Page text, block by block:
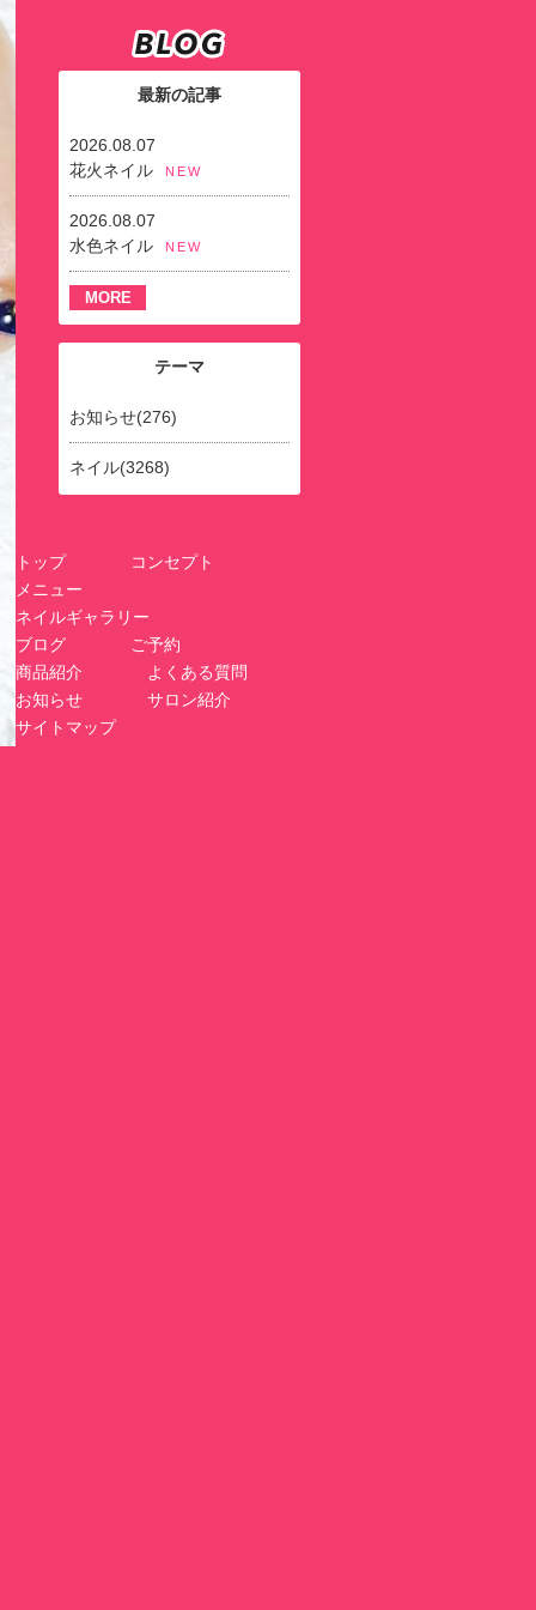
最新の記事
2026.08.07
花火ネイル
NEW
2026.08.07
水色ネイル
NEW
MORE
テーマ
お知らせ(276)
ネイル(3268)
トップ
コンセプト
メニュー
ネイルギャラリー
ブログ
ご予約
商品紹介
よくある質問
お知らせ
サロン紹介
サイトマップ